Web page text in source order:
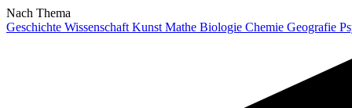
Nach Thema
Geschichte Wissenschaft Kunst Mathe Biologie Chemie Geografie